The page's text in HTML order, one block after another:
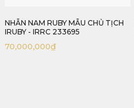
NHẪN NAM RUBY MẪU DOANH
NHÂN - IRRC 233410